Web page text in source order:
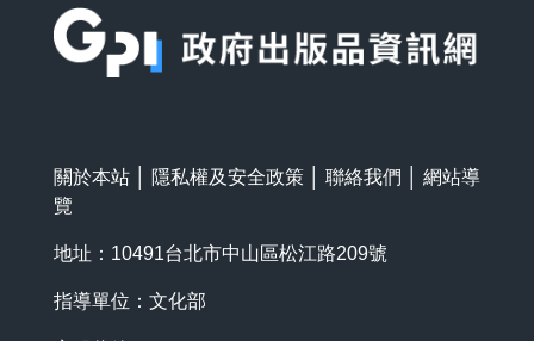
關於本站 隱私權及安全政策 聯絡我們
網站導
覽
地址：10491台北市中山區松江路209號
指導單位：文化部